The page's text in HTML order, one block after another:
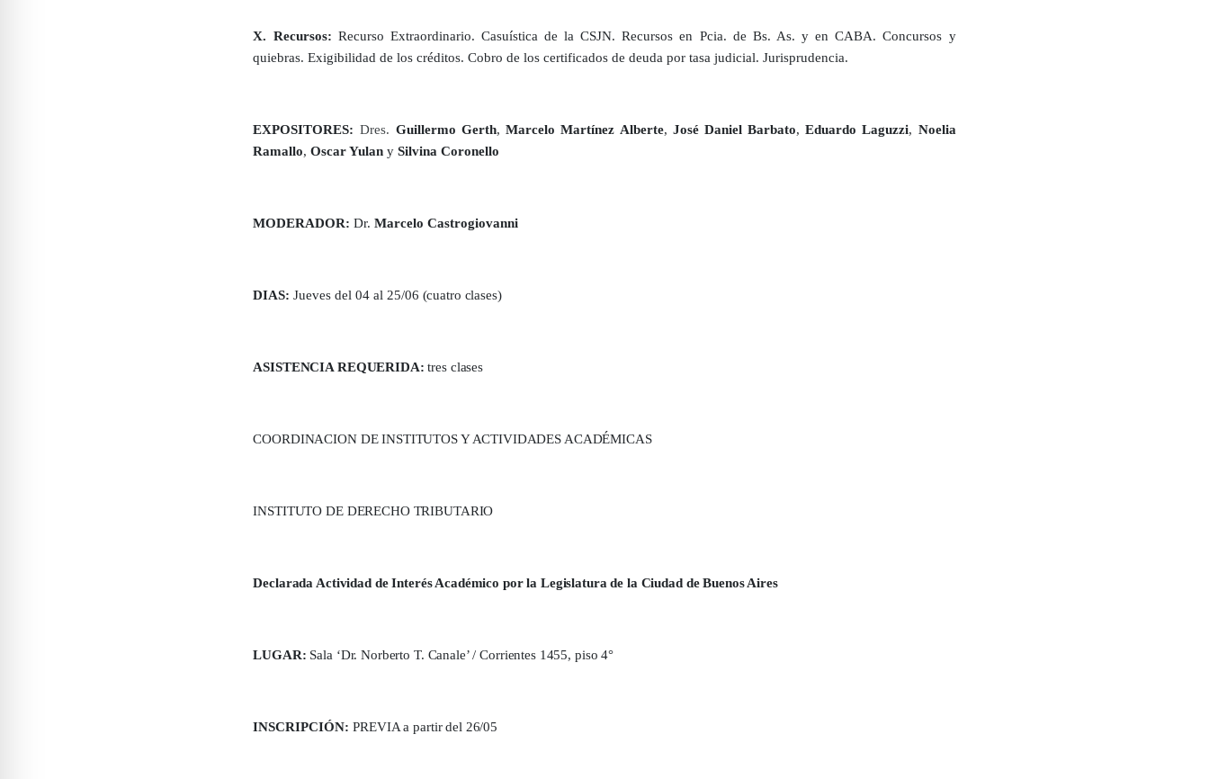
X. Recursos: Recurso Extraordinario. Casuística de la CSJN. Recursos en Pcia. de Bs. As. y en CABA. Concursos y
quiebras. Exigibilidad de los créditos. Cobro de los certificados de deuda por tasa judicial. Jurisprudencia.
EXPOSITORES: Dres. Guillermo Gerth, Marcelo Martínez Alberte, José Daniel Barbato, Eduardo Laguzzi, Noelia
Ramallo,Oscar YulanySilvina Coronello
MODERADOR:Dr.Marcelo Castrogiovanni
DIAS: Jueves del 04 al 25/06 (cuatro clases)
ASISTENCIA REQUERIDA:tres clases
COORDINACION DE INSTITUTOS Y ACTIVIDADES ACADÉMICAS
INSTITUTO DE DERECHO TRIBUTARIO
Declarada Actividad de Interés Académico por la Legislatura de la Ciudad de Buenos Aires
LUGAR: Sala ‘Dr. Norberto T. Canale’ / Corrientes 1455, piso 4°
INSCRIPCIÓN:PREVIA a partir del 26/05